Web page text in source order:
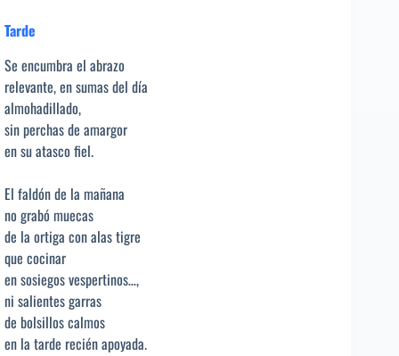
Tarde
Se encumbra el abrazo
relevante, en sumas del día
almohadillado,
sin perchas de amargor
en su atasco fiel.
El faldón de la mañana
no grabó muecas
de la ortiga con alas tigre
que cocinar
en sosiegos vespertinos…,
ni salientes garras
de bolsillos calmos
en la tarde recién apoyada.